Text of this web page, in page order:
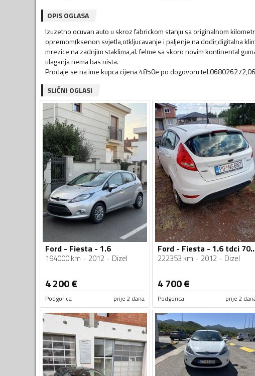
OPIS OGLASA
Izuzetno ocuvan auto u skroz fabrickom stanju sa originalnom
opremom(ksenon svjetla,otkljucavanje i paljenje na dodir,digitalna
mrezice na zadnjim staklima,al. felme sa skoro novim kontinental
ulaganja nema bas nista.
Prodaje se na ime kupca cijena 4850e po dogovoru
SLIČNI OGLASI
Ford - Fiesta - 1.6
194000 km 2012 Dizel
4 200€
Podgorica prije 2 dana
Ford - Fiesta
222353 km 2012 Dizel
4 700€
Podgorica prije 2